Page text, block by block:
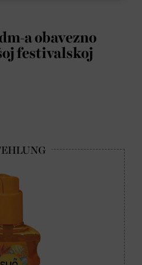
a obavezno
festivalskoj